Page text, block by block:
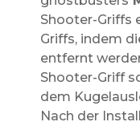
Shooter-Griffs
Griffs, indem
entfernt
Shooter-Griff
dem
Nach der